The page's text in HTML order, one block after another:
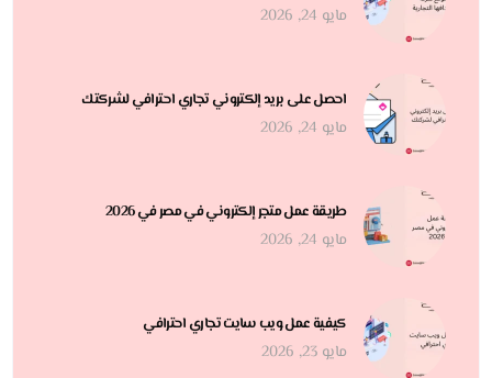
مايو 24, 2026
احصل على بريد إلكتروني تجاري احترافي لشركتك
مايو 24, 2026
طريقة عمل متجر إلكتروني في مصر في 2026
مايو 24, 2026
كيفية عمل ويب سايت تجاري احترافي
مايو 23, 2026